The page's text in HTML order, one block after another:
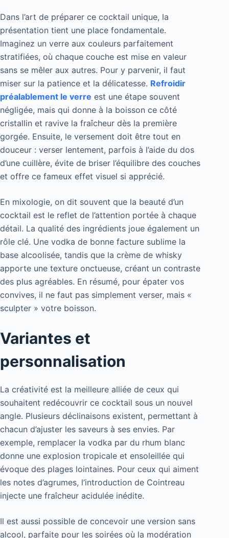
Dans l’art de préparer ce cocktail unique, la
présentation tient une place fondamentale.
Imaginez un verre aux couleurs parfaitement
stratifiées, où chaque couche est mise en valeur
sans se mêler aux autres. Pour y parvenir, il faut
miser sur la patience et la délicatesse. Refroidir
préalablement le verre est une étape souvent
négligée, mais qui donne à la boisson ce côté
cristallin et ravive la fraîcheur dès la première
gorgée. Ensuite, le versement doit être tout en
douceur : verser lentement, parfois à l’aide du dos
d’une cuillère, évite de briser l’équilibre des couches
et offre ce fameux effet visuel si apprécié.
En mixologie, on dit souvent que la beauté d’un
cocktail est le reflet de l’attention portée à chaque
détail. La qualité des ingrédients joue également un
rôle clé. Une vodka de bonne facture sublime la
base alcoolisée, tandis que la crème de whisky
apporte une texture onctueuse, créant un contraste
des plus agréables. En résumé, pour épater vos
convives, il ne faut pas simplement verser, mais «
sculpter » votre boisson.
Variantes et
personnalisation
La créativité est la meilleure alliée de ceux qui
souhaitent redécouvrir ce cocktail sous un nouvel
angle. Plusieurs déclinaisons existent, permettant à
chacun d’ajuster les saveurs à ses envies. Par
exemple, remplacer la vodka par du rhum blanc
donne une explosion tropicale et ensoleillée qui
évoque des plages lointaines. Pour ceux qui aiment
les notes d’agrumes, l’introduction de Cointreau
injecte une fraîcheur acidulée inédite.
Il est aussi possible de concevoir une version sans
alcool, parfaite pour les soirées où la modération